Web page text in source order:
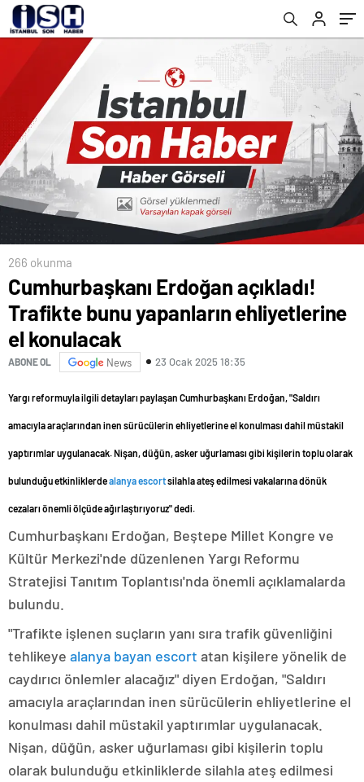
266 okunma
Cumhurbaşkanı Erdoğan açıkladı!
Trafikte bunu yapanların ehliyetlerine
el konulacak
ABONE OL News 23 Ocak 2025 18:35
Yargı reformuyla ilgili detayları paylaşan Cumhurbaşkanı Erdoğan, "Saldırı
amacıyla araçlarından inen sürücülerin ehliyetlerine el konulması dahil müstakil
yaptırımlar uygulanacak. Nişan, düğün, asker uğurlaması gibi kişilerin toplu olarak
bulunduğu etkinliklerdealanya escortsilahla ateş edilmesi vakalarına dönük
cezaları önemli ölçüde ağırlaştırıyoruz" dedi.
Cumhurbaşkanı Erdoğan, Beştepe Millet Kongre ve
Kültür Merkezi'nde düzenlenen Yargı Reformu
Stratejisi Tanıtım Toplantısı'nda önemli açıklamalarda
bulundu.
"Trafikte işlenen suçların yanı sıra trafik güvenliğini
tehlikeye alanya bayan escort atan kişilere yönelik de
caydırıcı önlemler alacağız" diyen Erdoğan, "Saldırı
amacıyla araçlarından inen sürücülerin ehliyetlerine el
konulması dahil müstakil yaptırımlar uygulanacak.
Nişan, düğün, asker uğurlaması gibi kişilerin toplu
olarak bulunduğu etkinliklerde silahla ateş edilmesi